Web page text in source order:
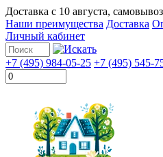
Доставка с 10 августа,
Наши преимущества Доставка
Личный кабинет
+7 (495) 984-05-25 +7 (495) 545-